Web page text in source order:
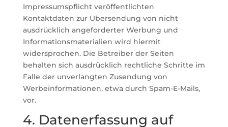
Impressumspflicht veröffentlichten
Kontaktdaten zur Übersendung von nicht
ausdrücklich angeforderter Werbung und
Informationsmaterialien wird hiermit
widersprochen. Die Betreiber der Seiten
behalten sich ausdrücklich rechtliche Schritte im
Falle der unverlangten Zusendung von
Werbeinformationen, etwa durch Spam-E-Mails,
vor.
4. Datenerfassung auf